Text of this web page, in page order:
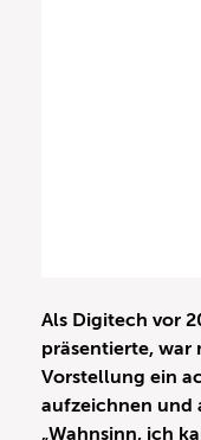
Als Digitech vor
präsentierte, war
Vorstellung ein
aufzeichnen und
„Wahnsinn, ich